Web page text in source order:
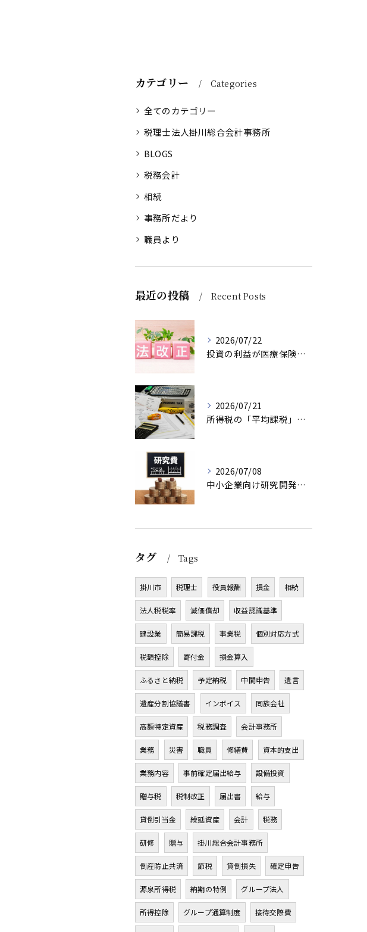
カテゴリー Categories
全てのカテゴリー
税理士法人掛川総合会計事務所
BLOGS
税務会計
相続
事務所だより
職員より
最近の投稿 Recent Posts
2026/07/22
投資の利益が医療保険料に反映？健康保険法等の改正で変わる後期高齢者医療制度
2026/07/21
所得税の「平均課税」とは？一時的に収入が増えた方の税負担を軽減する制度
2026/07/08
中小企業向け研究開発税制（中小企業技術基盤強化税制）とは？ 制度概要と活用ポイントを解説
タグ Tags
掛川市 税理士 役員報酬 損金 相続
法人税税率 減価償却 収益認識基準
建設業 簡易課税 事業税 個別対応方式
税額控除 寄付金 損金算入
ふるさと納税 予定納税 中間申告 遺言
遺産分割協議書 インボイス 同族会社
高額特定資産 税務調査 会計事務所
業務 災害 職員 修繕費 資本的支出
業務内容 事前確定届出給与 設備投資
贈与税 税制改正 届出書 給与
貸倒引当金 繰延資産 会計 税務
研修 贈与 掛川総合会計事務所
倒産防止共済 節税 貸倒損失 確定申告
源泉所得税 納期の特例 グループ法人
所得控除 グループ通算制度 接待交際費